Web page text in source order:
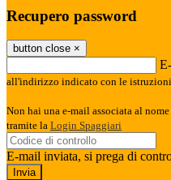
Recupero password
button close ×
all'indirizzo indicato con le istruzioni
Non hai una e-mail associata al
tramite la Login Spaggiari
E-mail inviata, si prega di